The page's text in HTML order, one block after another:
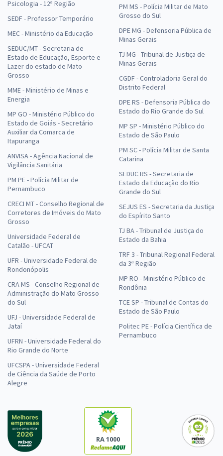
Psicologia - 12ª Região
SEDF - Professor Temporário
MEC - Ministério da Educação
SEDUC/MT - Secretaria de
Estado de Educação, Esporte e
Lazer do estado de Mato
Grosso
MME - Ministério de Minas e
Energia
MP GO - Ministério Público do
Estado de Goiás - Secretário
Auxiliar da Comarca de
Itapuranga
ANVISA - Agência Nacional de
Vigilância Sanitária
PM PE - Polícia Militar de
Pernambuco
CRECI MT - Conselho Regional de
Corretores de Imóveis do Mato
Grosso
Universidade Federal de
Catalão - UFCAT
UFR - Universidade Federal de
Rondonópolis
CRA MS - Conselho Regional de
Administração do Mato Grosso
do Sul
UFJ - Universidade Federal de
Jataí
UFRN - Universidade Federal do
Rio Grande do Norte
UFCSPA - Universidade Federal
de Ciência da Saúde de Porto
Alegre
PM MS - Polícia Militar de Mato
Grosso do Sul
DPE MG - Defensoria Pública de
Minas Gerais
TJ MG - Tribunal de Justiça de
Minas Gerais
CGDF - Controladoria Geral do
Distrito Federal
DPE RS - Defensoria Pública do
Estado do Rio Grande do Sul
MP SP - Ministério Público do
Estado de São Paulo
PM SC - Polícia Militar de Santa
Catarina
SEDUC RS - Secretaria de
Estado da Educação do Rio
Grande do Sul
SEJUS ES - Secretaria da Justiça
do Espírito Santo
TJ BA - Tribunal de Justiça do
Estado da Bahia
TRF 3 - Tribunal Regional Federal
da 3ª Região
MP RO - Ministério Público de
Rondônia
TCE SP - Tribunal de Contas do
Estado de São Paulo
Politec PE - Polícia Científica de
Pernambuco
RA 1000